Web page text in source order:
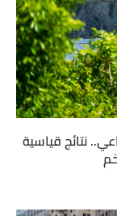
نتائج قياسية